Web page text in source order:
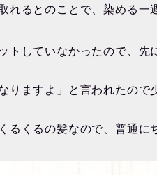
れるとのことで、染める一
トしていなかったので、先
りますよ」と言われたの
るくるの髪なので、普通に